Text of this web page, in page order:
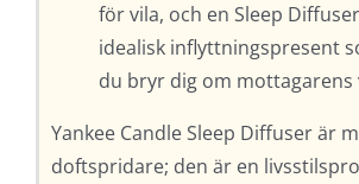
för vila, och en Sleep
idealisk inflyttningspresent
du bryr dig om mottagarens
Yankee Candle Sleep Diffuser är
doftspridare; den är en